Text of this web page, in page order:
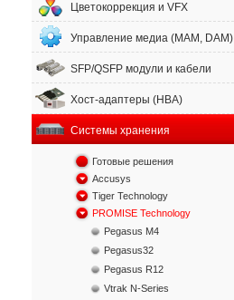
Цветокоррекция и VFX
Управление медиа (MAM, DAM)
SFP/QSFP модули и кабели
Хост-адаптеры (HBA)
Системы хранения
Готовые решения
Accusys
Tiger Technology
PROMISE Technology
Pegasus M4
Pegasus32
Pegasus R12
Vtrak N-Series